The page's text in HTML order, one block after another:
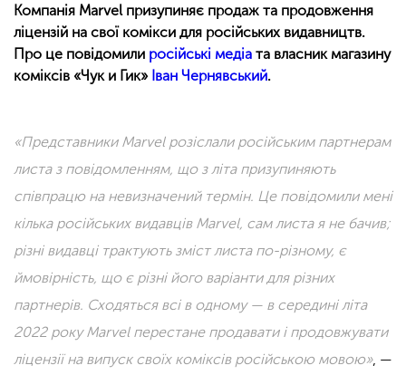
Компанія Marvel призупиняє продаж та продовження
ліцензій на свої комікси для російських видавництв.
Про це повідомили російські медіа та власник магазину
коміксів «Чук и Гик» Іван Чернявський.
«Представники Marvel розіслали російським партнерам
листа з повідомленням, що з літа призупиняють
співпрацю на невизначений термін. Це повідомили мені
кілька російських видавців Marvel, сам листа я не бачив;
різні видавці трактують зміст листа по-різному, є
ймовірність, що є різні його варіанти для різних
партнерів. Сходяться всі в одному — в середині літа
2022 року Marvel перестане продавати і продовжувати
ліцензії на випуск своїх коміксів російською мовою», —